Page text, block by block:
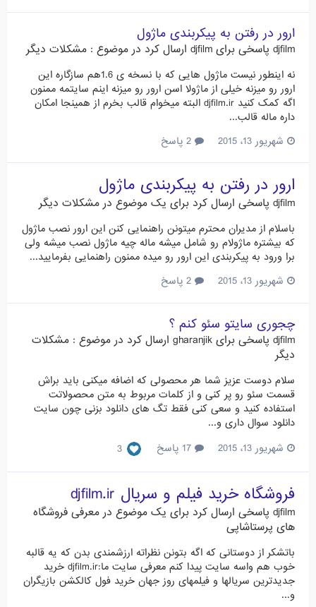
ارور در رفتن به پیکربندی ماژول
djfilm پاسخی برای djfilm ارسال کرد در موضوع : مشکلات دیگر
نه اینطور نیست ماژول هایی که با نسخه ی 1.6هم سازگاره این
ارور رو میزنه خیلی از ماژولا اسن ارور رو میزنه اینم سایتمه ممنون
اگه کمک کنید djfilm.ir البته میخوام قالب بخرم از همینجا امکان
داره ماله قالب...
شهریور 13، 2015
ارور در رفتن به پیکربندی ماژول
djfilm پاسخی ارسال کرد برای یک موضوع در مشکلات دیگر
باسلام از مدیران محترم میتونن راهنمایی کنن این ارور نصب ماژول
که بیشتره ماژولام رو شامل میشه ماله چیه ماژول نصب میشه ولی
برا ورود به پیکربندی این ارور رو میده ممنون راهنمایی بفرمایید...
شهریور 13، 2015
چجوری سایتو سئو کنم ؟
djfilm پاسخی برای gharanjik ارسال کرد در موضوع : مشکلات
دیگر
سلام دوست عزیز شما هر محصولی که اضافه میکنی باید براش
قسمت سئو رو پر کنی و از کلمات مربوط به متن محصولاتت
استفاده کنید و سعی کنی فقط تگ های دانلود بزنی چون سایت
دانلود سوال داری و...
شهریور 13، 2015
3
فروشگاه خرید فیلم و سریال djfilm.ir
djfilm پاسخی ارسال کرد برای یک موضوع در معرفی فروشگاه
های پرستاشاپی
باتشکر از دوستانی که اگه بتونن نظراته ارزشمندی بدن که یه قالبه
خوب هم واسه سایت پیدا کنم معرفی سایت ما:djfilm.ir خرید
جدیدترین سریالها و فیلمهای روز جهان خرید فول کالکشن بازیگران
و...